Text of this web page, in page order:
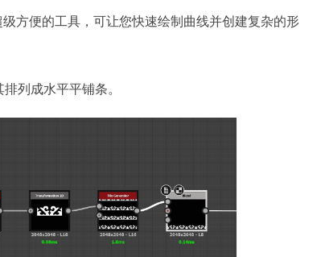
方便的工具，可让您快速绘制曲线并创建复杂的形
列成水平平铺条。